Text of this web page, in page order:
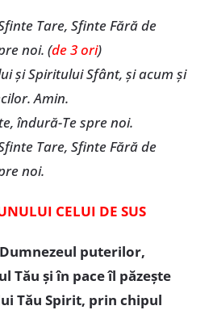
Tare, Sfinte Fără de
noi. (de 3 ori)
şi Spiritului Sfânt, şi acum şi
Amin.
îndură-Te spre noi.
Tare, Sfinte Fără de
noi.
CELUI DE SUS
puterilor,
Tău și în pace îl păzește
Tău Spirit, prin chipul